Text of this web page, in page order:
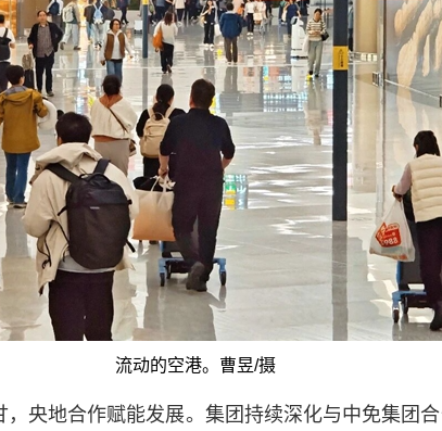
流动的空港。曹昱/摄
，央地合作赋能发展。集团持续深化与中免集团